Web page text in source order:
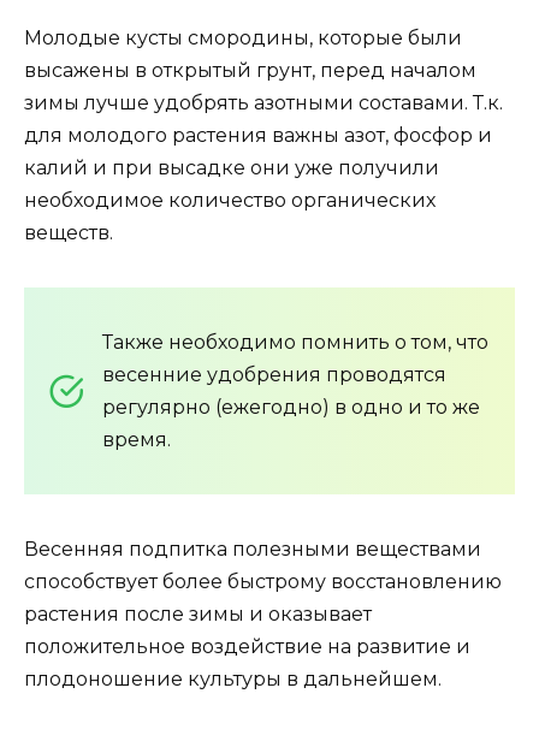
Молодые кусты смородины, которые были
высажены в открытый грунт, перед началом
зимы лучше удобрять азотными составами. Т.к.
для молодого растения важны азот, фосфор и
калий и при высадке они уже получили
необходимое количество органических
веществ.
Также необходимо помнить о том, что
весенние удобрения проводятся
регулярно (ежегодно) в одно и то же
время.
Весенняя подпитка полезными веществами
способствует более быстрому восстановлению
растения после зимы и оказывает
положительное воздействие на развитие и
плодоношение культуры в дальнейшем.